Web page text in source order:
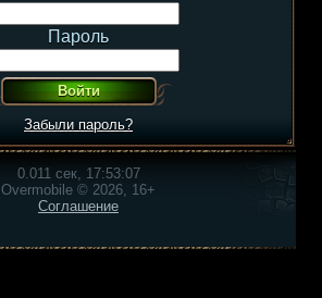
Пароль
Забыли пароль?
0.011 сек, 17:53:07
Overmobile © 2026, 16+
Соглашение